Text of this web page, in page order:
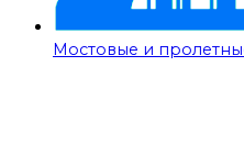
Мостовые и